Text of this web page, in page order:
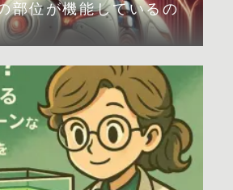
部位が機能しているの